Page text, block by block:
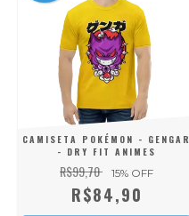
CAMISETA POKÉMON - GENGAR
- DRY FIT ANIMES
R$99,70 15% OFF
R$84,90